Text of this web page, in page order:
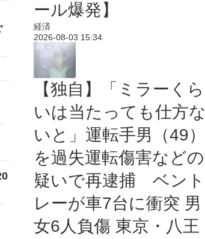
ール爆発】
経済
2026-08-03 15:34
【独自】「ミラーくら
いは当たっても仕方な
いと」運転手男（49）
を過失運転傷害などの
疑いで再逮捕 ベント
レーが車7台に衝突 男
女6人負傷 東京・八王